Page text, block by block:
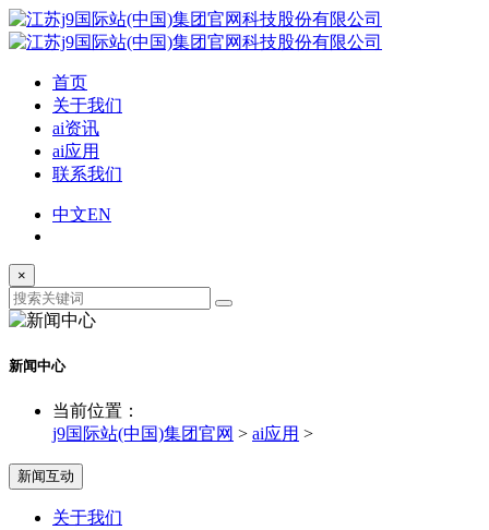
首页
关于我们
ai资讯
ai应用
联系我们
中文EN
×
新闻中心
当前位置：
j9国际站(中国)集团官网 > ai应用 >
新闻互动
关于我们